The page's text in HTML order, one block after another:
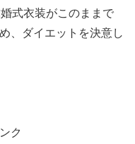
式衣装がこのままで
、ダイエットを決意し
ク